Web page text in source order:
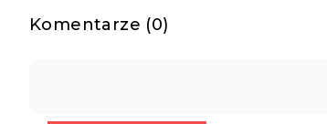
Komentarze (0)